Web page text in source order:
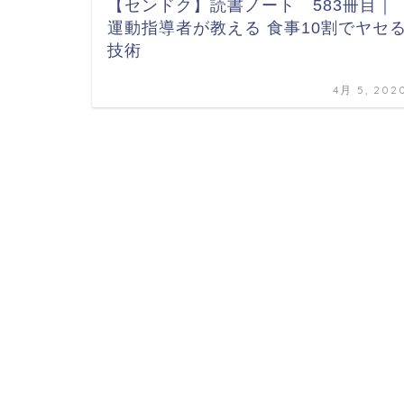
【センドク】読書ノート 583冊目｜
運動指導者が教える 食事10割でヤセ
技術
4月 5,